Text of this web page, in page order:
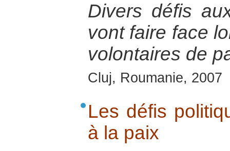
Divers défis
vont faire face
volontaires de
Cluj, Roumanie, 2007
Les défis
à la paix